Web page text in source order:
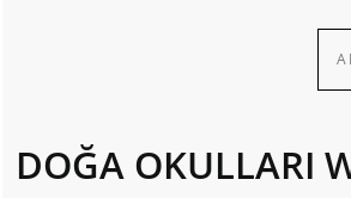
DOĞA OKULLARI